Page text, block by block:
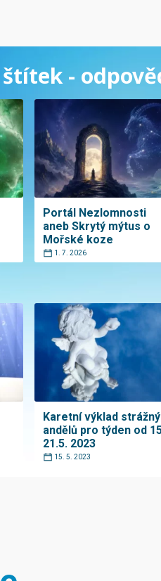
-
Portál Nezlomnosti
aneb Skrytý mýtus o
Mořské koze
1. 7. 2026
Karetní výklad
andělů pro týden od
21.5. 2023
15. 5. 2023